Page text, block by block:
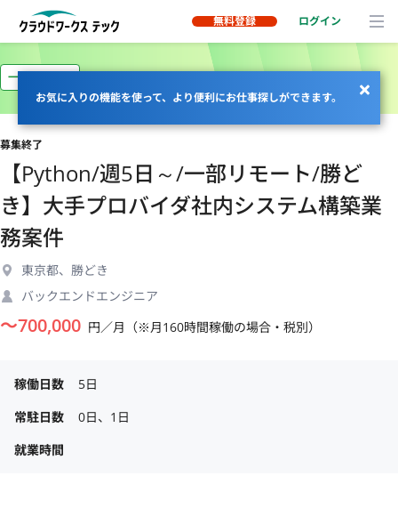
無料登録 ログイン
お気に入りの機能を使って、より便利にお仕事探しができます。
一部リモート
募集終了
【Python/週5日～/一部リモート/勝ど
き】大手プロバイダ社内システム構築業
務案件
東京都、勝どき
バックエンドエンジニア
〜700,000 円／月（※月160時間稼働の場合・税別）
稼働日数
5日
常駐日数
0日、1日
就業時間